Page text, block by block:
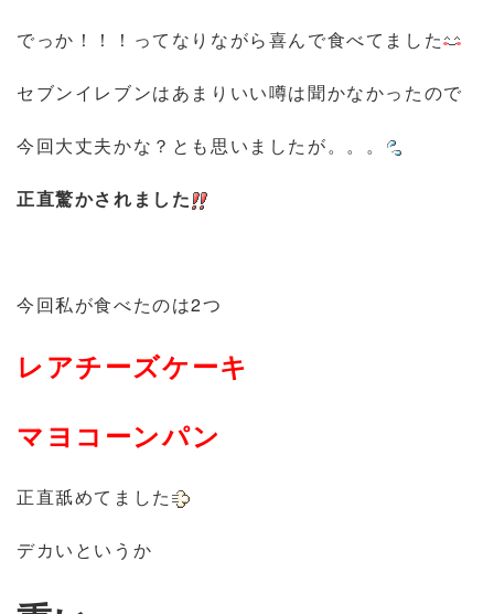
でっか！！！ってなりながら喜んで食べてました
セブンイレブンはあまりいい噂は聞かなかったので
今回大丈夫かな？とも思いましたが。。。
正直驚かされました
今回私が食べたのは2つ
レアチーズケーキ
マヨコーンパン
正直舐めてました
デカいというか